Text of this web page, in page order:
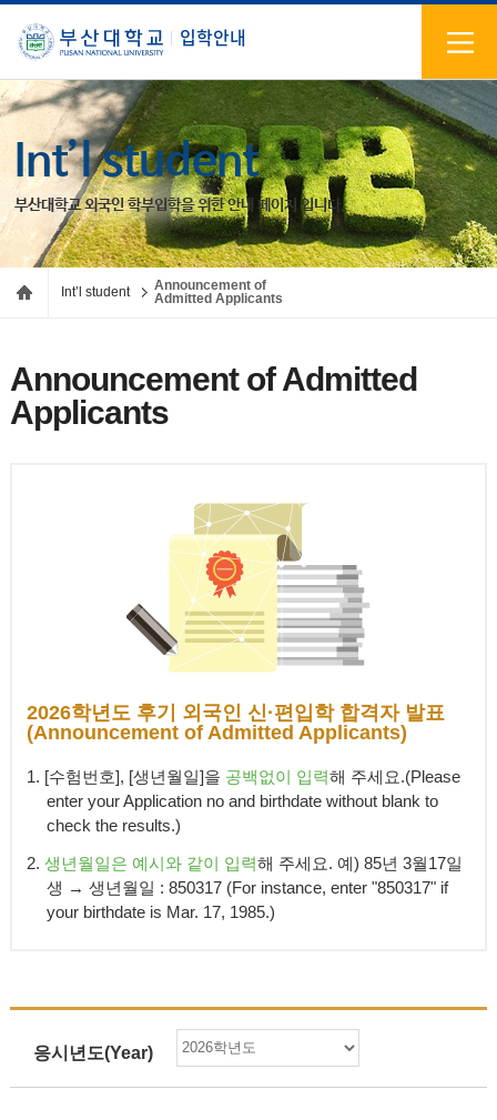
입학안내
Int’l student
부산대학교 외국인 학부입학을 위한 안내 페이지 입니다.
Int’l student
Announcement of
Admitted Applicants
Announcement of Admitted
Applicants
2026학년도 후기 외국인 신·편입학 합격자 발표
(Announcement of Admitted Applicants)
1. [수험번호], [생년월일]을 공백없이 입력해 주세요.(Please
enter your Application no and birthdate without blank to
check the results.)
2. 생년월일은 예시와 같이 입력해 주세요. 예) 85년 3월17일
생 → 생년월일 : 850317 (For instance, enter "850317" if
your birthdate is Mar. 17, 1985.)
응시년도(Year)